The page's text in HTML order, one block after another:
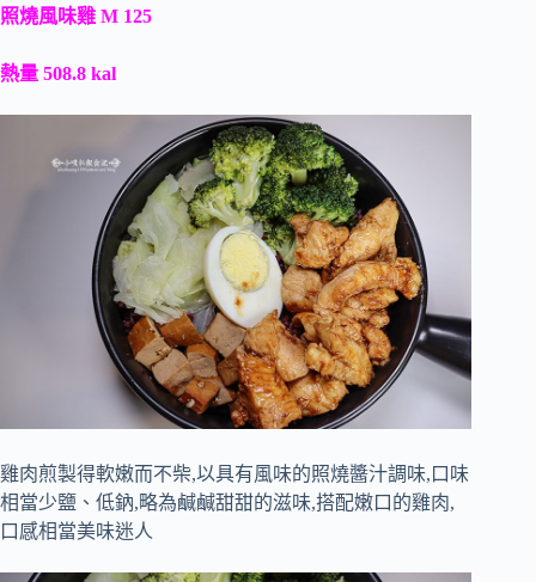
照燒風味雞 M 125
熱量 508.8 kal
雞肉煎製得軟嫩而不柴,以具有風味的照燒醬汁調味,口味
相當少鹽、低鈉,略為鹹鹹甜甜的滋味,搭配嫩口的雞肉,
口感相當美味迷人